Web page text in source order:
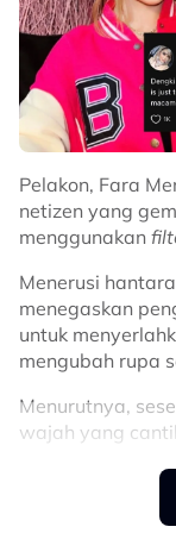
Pelakon, Fara
netizen yang
menggunakan
Menerusi
menegaskan
untuk
mengubah rupa
Menurutnya,
wajah yang
rupa seseorang.